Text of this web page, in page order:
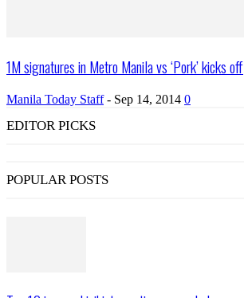
1M signatures in Metro Manila vs ‘Pork’ kicks off
Manila Today Staff - Sep 14, 2014 0
EDITOR PICKS
POPULAR POSTS